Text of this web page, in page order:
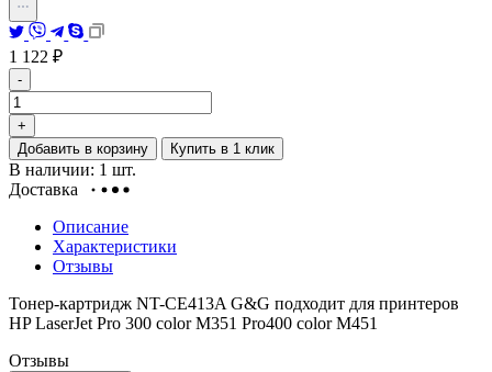
1 122 ₽
-
+
Добавить в корзину
Купить в 1 клик
В наличии: 1 шт.
Доставка
Описание
Характеристики
Отзывы
Тонер-картридж NT-CE413A G&G подходит для принтеров
HP LaserJet Pro 300 color M351 Pro400 color M451
Отзывы